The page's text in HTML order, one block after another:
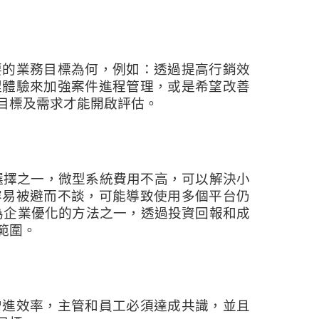
業務目標為何，例如：透過提高行銷效
驗來加強案件進程管理，或是希望改善
標及需求才能開啟評估。
之一，微型系統費用不高，可以解決小
被避而不談，可能導致使用多個平台仍
業優化的方法之一，透過投資回報和成
圍。
效率，主管和員工必須達成共識，並且